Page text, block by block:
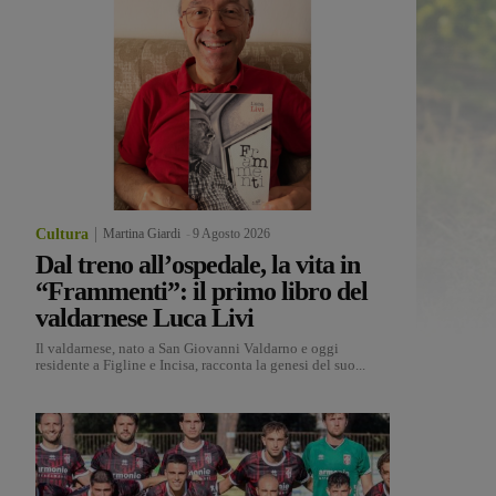
Cultura Martina Giardi 9 Agosto 2026
Dal treno all’ospedale, la vita in
“Frammenti”: il primo libro del
valdarnese Luca Livi
Il valdarnese, nato a San Giovanni Valdarno e oggi
residente a Figline e Incisa, racconta la genesi del suo...